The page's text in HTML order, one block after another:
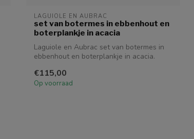
LAGUIOLE EN AUBRAC
set van botermes in ebbenhout en
boterplankje in acacia
Laguiole en Aubrac set van botermes in
ebbenhout en boterplankje in acacia.
€115,00
Op voorraad